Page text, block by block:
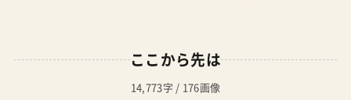
時持ち（きんときもち）！ゴールドなら、VERYママ
（キラママ）感のあるシュッとした人ですね！管理人
ここから先は
14,773字 / 176画像